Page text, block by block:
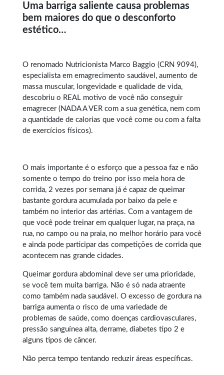
Uma barriga saliente causa problemas
bem maiores do que o desconforto
estético…
O renomado Nutricionista Marco Baggio (CRN 9094),
especialista em emagrecimento saudável , aumento de
massa muscular, longevidade e qualidade de vida,
descobriu o REAL motivo de você não conseguir
emagrecer (NADA A VER com a sua genética, nem com
a quantidade de calorias que você come ou com a falta
de exercícios físicos).
O mais importante é o esforço que a pessoa faz e não
somente o tempo do treino por isso meia hora de
corrida, 2 vezes por semana já é capaz de queimar
bastante gordura acumulada por baixo da pele e
também no interior das artérias. Com a vantagem de
que você pode treinar em qualquer lugar, na praça, na
rua, no campo ou na praia, no melhor horário para você
e ainda pode participar das competições de corrida que
acontecem nas grande cidades.
Queimar gordura abdominal deve ser uma prioridade,
se você tem muita barriga. Não é só nada atraente
como também nada saudável. O excesso de gordura na
barriga aumenta o risco de uma variedade de
problemas de saúde, como doenças cardiovasculares,
pressão sanguínea alta, derrame, diabetes tipo 2 e
alguns tipos de câncer.
Não perca tempo tentando reduzir áreas específicas.